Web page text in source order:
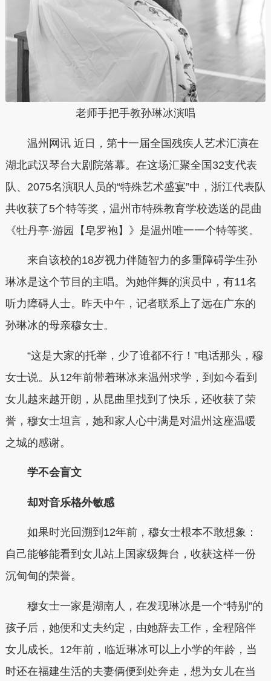
老师手把手教孙琳冰演唱
温州网讯 近日，第十一届全国残疾人艺术汇演在
湖北武汉琴台大剧院落幕。在这场汇聚全国32支代表
队、2075名演职人员的“特殊艺术盛宴”中，浙江代表队
共收获了5个特等奖，温州市特殊教育学校选送的昆曲
《牡丹亭·游园【皂罗袍】》是温州唯一一个特等奖。
来自该校的18岁视力伴随智力的多重障碍学生孙
琳冰是这个节目的主唱。为她伴舞的演员中，有11名
听力障碍人士。昨天中午，记者联系上了远在广东的
孙琳冰的母亲穆女士。
“这是大家的托举，少了谁都不行！”电话那头，穆
女士说。从12年前带着琳冰来温州求学，到如今看到
女儿越来越开朗，从昆曲里找到了快乐，还收获了荣
誉，穆女士坦言，她和家人心中满是对温州这座温暖
之城的感谢。
学不会盲文
却对音乐格外敏感
如果时光回溯到12年前，穆女士根本不敢想象：
自己能够能看到女儿站上国家级舞台，收获这样一份
沉甸甸的荣誉。
穆女士一家是湖南人，在发现琳冰是一个“特别”的
孩子后，她便和丈夫约定，由她辞去工作，全程陪伴
女儿成长。12年前，临近琳冰可以上小学的年龄，当
时还在福建生活的夫妻俩便到处奔走，想为女儿在当